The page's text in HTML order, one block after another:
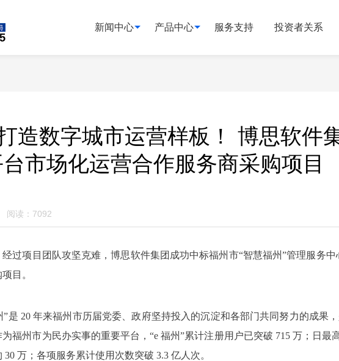
新闻中心 产品中心 服务支持 投资者关系
造数字城市运营样板！ 博思软件
台市场化运营合作服务商采购项目
阅读：7092
经过项目团队攻坚克难，博思软件集团成功中标福州市“智慧福州”管理服务
目。
”是 20 年来福州市历届党委、政府坚持投入的沉淀和各部门共同努力的成果
福州市为民办实事的重要平台，“e 福州”累计注册用户已突破 715 万；日最
30 万；各项服务累计使用次数突破 3.3 亿人次。